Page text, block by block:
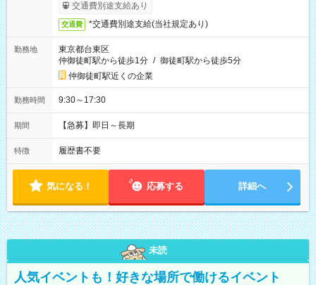
交通費別途支給あり
交通費 *交通費別途支給(当社規定あり)
勤務地
東京都台東区
仲御徒町駅から徒歩1分 / 御徒町駅から徒歩5分
仲御徒町駅近くの企業
勤務時間 9:30～17:30
期間 【急募】即日～長期
特徴 履歴書不要
気になる！ 応募する 詳細へ
未読
人気イベントも！好きな場所で働けるイベント